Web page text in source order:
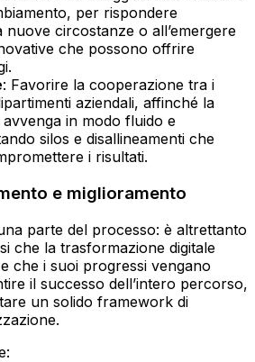
per rispondere
nuove circostanze o all’emergere
che possono offrire
: Favorire la cooperazione tra i
aziendali, affinché la
in modo fluido e
silos e disallineamenti che
i risultati.
e miglioramento
parte del processo: è altrettanto
che la trasformazione digitale
che i suoi progressi vengano
il successo dell’intero percorso,
un solido framework di